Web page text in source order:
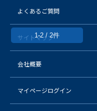
1-2 / 2件
よくあるご質問
サイトマップ
会社概要
マイページログイン